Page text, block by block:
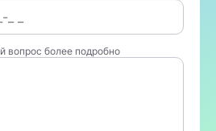
вопрос более подробно